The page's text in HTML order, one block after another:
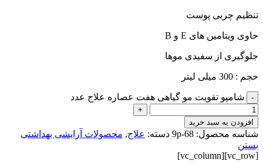
تنظیم چربی پوست
حاوی ویتامین های E و B
جلوگیری از سفیدی موها
حجم : 300 میلی لیتر
- شامپو تقویت مو گیاهی هفت عصاره علاج عدد
+
افزودن به سبد خرید
شناسه محصول: 9p-68 دسته: علاج, محصولات آرایشی بهداشتی
بستن
[vc_row][vc_column]